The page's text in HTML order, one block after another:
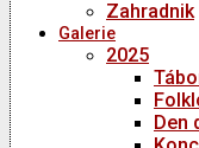
Zahradnik
Galerie
2025
Den